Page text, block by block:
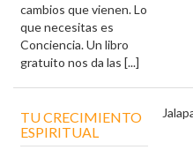
cambios que vienen. Lo
que necesitas es
Conciencia. Un libro
gratuito nos da las [...]
TU CRECIMIENTO
ESPIRITUAL